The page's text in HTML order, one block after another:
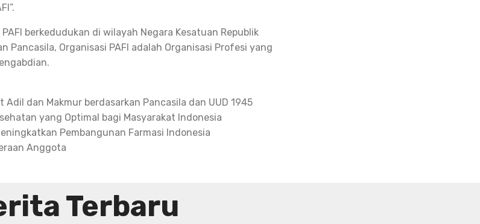
berkedudukan di wilayah Negara Kesatuan Republik
Pancasila, Organisasi PAFI adalah Organisasi Profesi yang
Adil dan Makmur berdasarkan Pancasila dan UUD 1945
yang Optimal bagi Masyarakat Indonesia
Pembangunan Farmasi Indonesia
Anggota
Terbaru